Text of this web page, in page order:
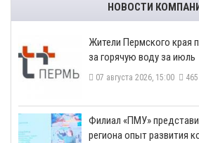
НОВОСТИ
​Жители Пермского края
за горячую воду за июль
07 августа 2026, 15:00 465
​Филиал «ПМУ»
региона опыт развития